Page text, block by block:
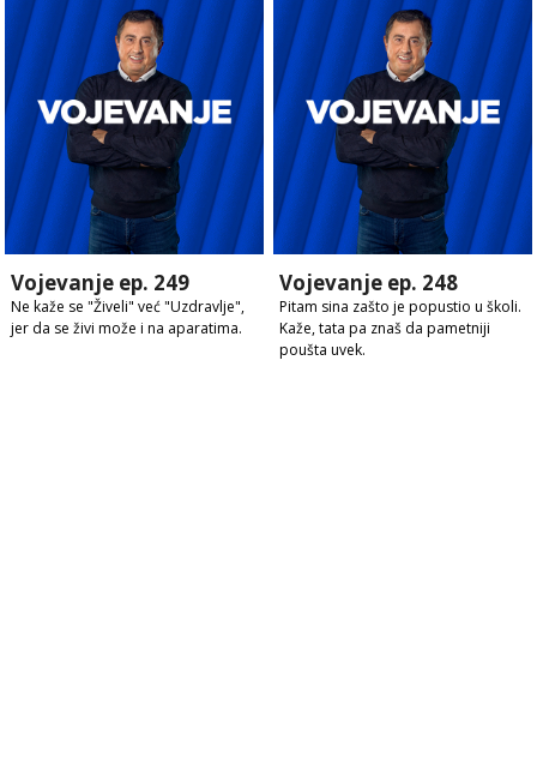
Vojevanje ep. 249
Ne kaže se "Živeli" već "Uzdravlje",
jer da se živi može i na aparatima.
Vojevanje ep. 248
Pitam sina zašto je popustio u školi.
Kaže, tata pa znaš da pametniji
poušta uvek.